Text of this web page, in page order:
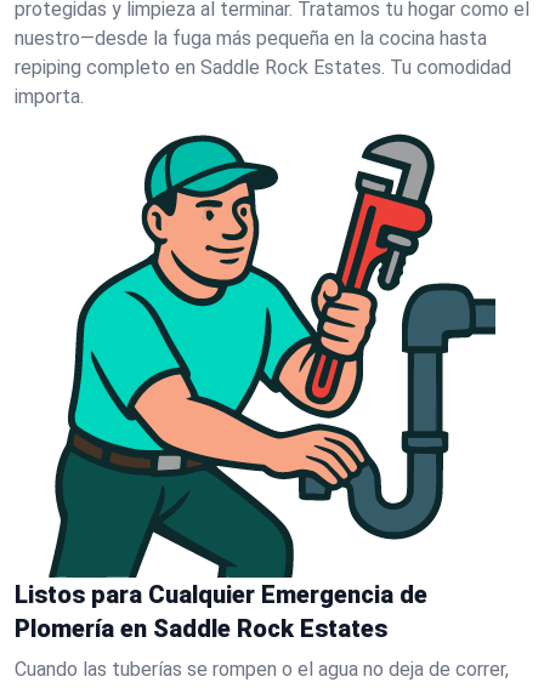
protegidas y limpieza al terminar. Tratamos tu hogar como el
nuestro—desde la fuga más pequeña en la cocina hasta
repiping completo en Saddle Rock Estates. Tu comodidad
importa.
Listos para Cualquier Emergencia de
Plomería en Saddle Rock Estates
Cuando las tuberías se rompen o el agua no deja de correr,